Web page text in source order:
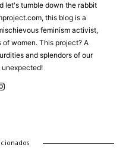
let's tumble down the rabbit
this blog is a
feminism activist,
women. This project? A
and splendors of our